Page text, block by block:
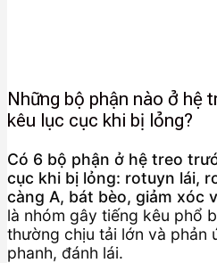
Những bộ phận nào ở hệ
kêu lục cục khi bị lỏng?
Có 6 bộ phận ở hệ treo
cục khi bị lỏng: rotuyn lái,
càng A, bát bèo, giảm xóc
là nhóm gây tiếng kêu phổ
thường chịu tải lớn và phản
phanh, đánh lái.